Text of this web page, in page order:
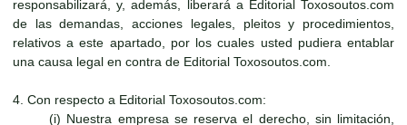
responsabilizará, y, además, liberará a Editorial Toxosoutos.com
de las demandas, acciones legales, pleitos y procedimientos,
relativos a este apartado, por los cuales usted pudiera entablar
una causa legal en contra de Editorial Toxosoutos.com.
4. Con respecto a Editorial Toxosoutos.com:
(i) Nuestra empresa se reserva el derecho, sin limitación,